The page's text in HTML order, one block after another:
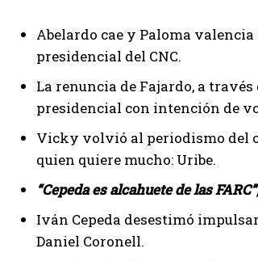
Abelardo cae y Paloma
presidencial del CNC.
La renuncia de Fajardo, a
presidencial con intención de
Vicky volvió al periodismo del
quien quiere mucho: Uribe.
“Cepeda es alcahuete de las
Iván Cepeda desestimó
Daniel Coronell.